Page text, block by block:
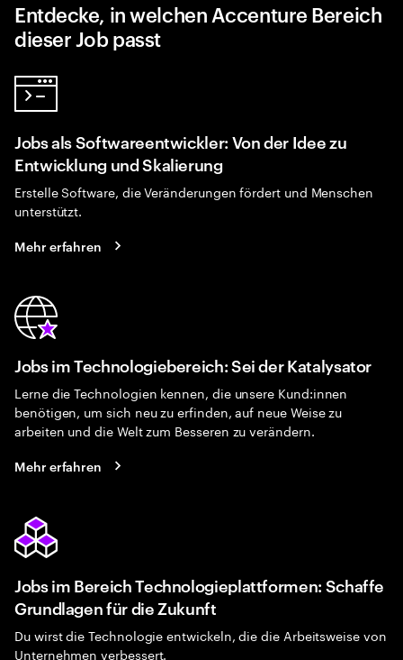
Entdecke, in welchen Accenture Bereich
dieser Job passt
Jobs als Softwareentwickler: Von der Idee zu
Entwicklung und Skalierung
Erstelle Software, die Veränderungen fördert und Menschen
unterstützt.
Mehr erfahren
Jobs im Technologiebereich: Sei der Katalysator
Lerne die Technologien kennen, die unsere Kund:innen
benötigen, um sich neu zu erfinden, auf neue Weise zu
arbeiten und die Welt zum Besseren zu verändern.
Mehr erfahren
Jobs im Bereich Technologieplattformen: Schaffe
Grundlagen für die Zukunft
Du wirst die Technologie entwickeln, die die Arbeitsweise von
Unternehmen verbessert.